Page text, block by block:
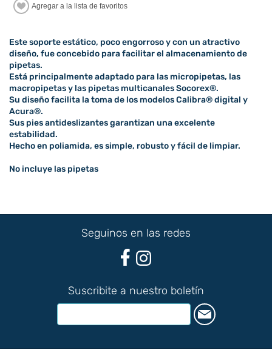
Este soporte estático, poco engorroso y con un atractivo
diseño, fue concebido para facilitar el almacenamiento de
pipetas.
Está principalmente adaptado para las micropipetas, las
macropipetas y las pipetas multicanales Socorex®.
Su diseño facilita la toma de los modelos Calibra® digital y
Acura®.
Sus pies antideslizantes garantizan una excelente
estabilidad.
Hecho en poliamida, es simple, robusto y fácil de limpiar.
No incluye las pipetas
Seguinos en las redes
Suscribite a nuestro boletín